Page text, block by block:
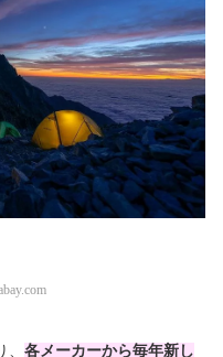
各メーカーから毎年新し